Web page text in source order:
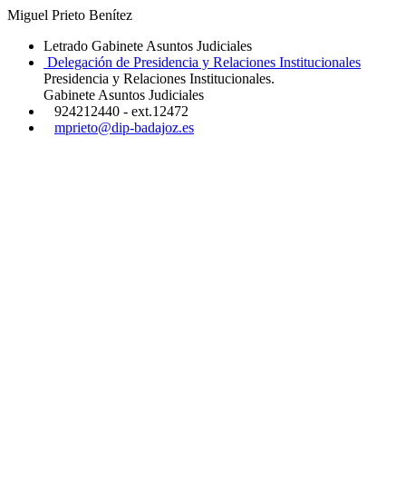
Miguel Prieto Benítez
Letrado Gabinete Asuntos Judiciales
Delegación de Presidencia y Relaciones Institucionales
Presidencia y Relaciones Institucionales.
Gabinete Asuntos Judiciales
924212440 - ext.12472
mprieto@dip-badajoz.es